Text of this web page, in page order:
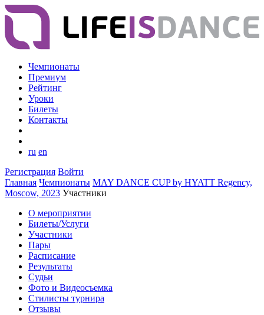
Чемпионаты
Премиум
Рейтинг
Уроки
Билеты
Контакты
ru en
Регистрация Войти
Главная Чемпионаты MAY DANCE CUP by HYATT Regency,
Moscow, 2023 Участники
О мероприятии
Билеты/Услуги
Участники
Пары
Расписание
Результаты
Судьи
Фото и Видеосъемка
Стилисты турнира
Отзывы